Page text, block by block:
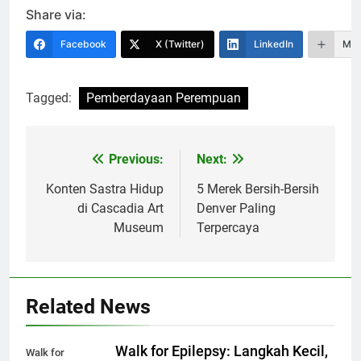
Share via:
Facebook X (Twitter) LinkedIn
Tagged: Pemberdayaan Perempuan
Navigasi
pos
Previous:
Konten Sastra Hidup
di Cascadia Art
Museum
Next:
5 Merek Bersih-Bersih
Denver Paling
Terpercaya
Related News
Walk for
Walk for Epilepsy: Langkah Kecil,